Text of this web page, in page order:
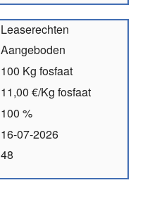
Leaserechten
Aangeboden
100 Kg fosfaat
11,00 €/Kg fosfaat
100 %
16-07-2026
48